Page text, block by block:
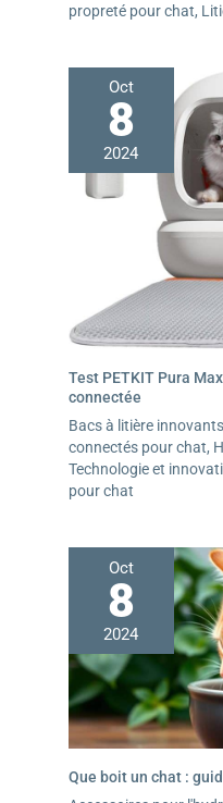
propreté pour chat,
Oct
8
2024
Test PETKIT Pura
connectée
Bacs à litière
connectés pour chat,
Technologie et
pour chat
Oct
8
2024
Que boit un chat :